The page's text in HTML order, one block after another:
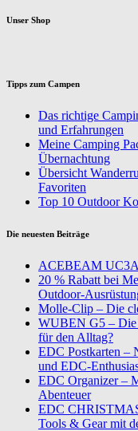
Unser Shop
Tipps zum Campen
Das richtige
und Erfahrungen
Meine Camping
Übernachtung
Übersicht
Favoriten
Top 10 Outdoor
Die neuesten Beiträge
ACEBEAM UC3A
20 % Rabatt bei
Outdoor-
Molle-Clip – Die
WUBEN G5 – Die
für den Alltag?
EDC Postkarten –
und EDC-
EDC Organizer –
Abenteuer
EDC
Tools & Gear mit